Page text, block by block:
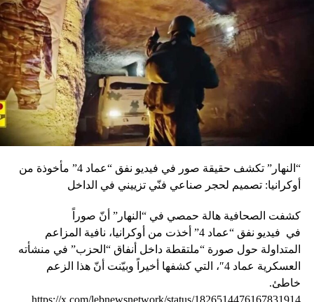
“النهار” تكشف حقيقة صور في فيديو نفق “عماد 4” مأخوذة من
أوكرانيا: تصميم لحجر صناعي فنّي تزييني في الداخل
كشفت الصحافية هالة حمصي في “النهار” أنّ صوراً
في فيديو
نفق “عماد 4” أخذت من أوكرانيا، نافية المزاعم
المتداولة حول صورة “ملتقطة داخل أنفاق “الحزب” في منشأته
العسكرية عماد 4″، التي كشفها أخيراً وبيّنت أنّ هذا الزعم
خاطئ.
https://x.com/lebnewsnetwork/status/1826514476167831914